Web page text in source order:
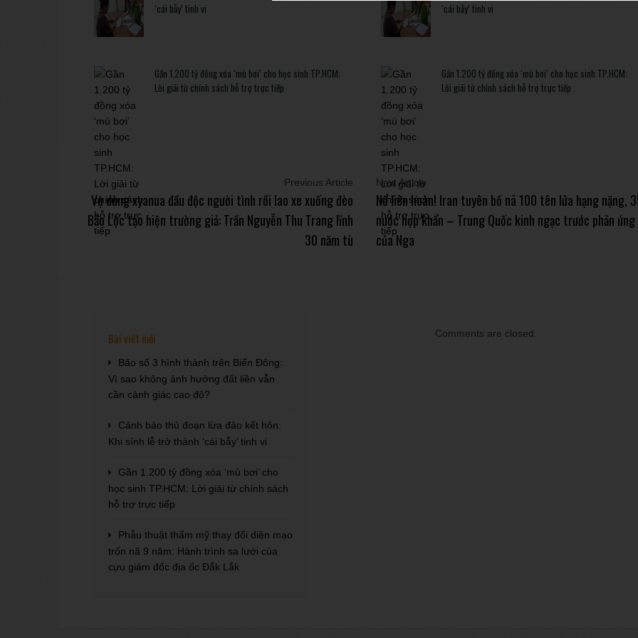
‘cái bẫy’ tinh vi
Gần 1.200 tỷ đồng xóa ‘mù bơi’ cho học sinh TP.HCM:
Lời giải từ chính sách hỗ trợ trực tiếp
‘cái bẫy’ tinh vi
Gần 1.200 tỷ đồng xóa ‘mù bơi’ cho học sinh TP.HCM:
Lời giải từ chính sách hỗ trợ trực tiếp
Previous Article
Vụ dùng xyanua đầu độc người tình rồi lao xe xuống đèo
Bảo Lộc tạo hiện trường giả: Trần Nguyễn Thu Trang lĩnh
30 năm tù
Next Article
Nổ liên hoàn! Iran tuyên bố nã 100 tên lửa hạng nặng,
nước họp khẩn – Trung Quốc kinh ngạc trước phản ứng
của Nga
Bài viết mới
Bão số 3 hình thành trên Biển Đông:
Vì sao không ảnh hưởng đất liền vẫn
cần cảnh giác cao độ?
Cảnh báo thủ đoạn lừa đảo kết hôn:
Khi sính lễ trở thành ‘cái bẫy’ tinh vi
Gần 1.200 tỷ đồng xóa ‘mù bơi’ cho
học sinh TP.HCM: Lời giải từ chính sách
hỗ trợ trực tiếp
Phẫu thuật thẩm mỹ thay đổi diện mạo
trốn nã 9 năm: Hành trình sa lưới của
cựu giám đốc địa ốc Đắk Lắk
Comments are closed.